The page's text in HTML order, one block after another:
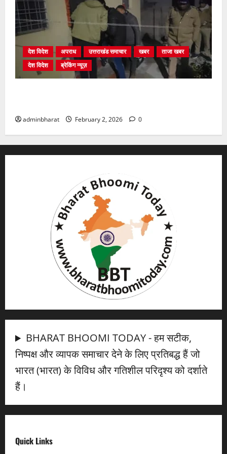
देश विदेश अपराध उत्तराखंड समाचार खबर
ताजा खबर
देश विदेश
ब्रेकिंग न्यूज़
adminbharat February 2, 2026 0
BHARAT BHOOMI TODAY - हम सटीक,
निष्पक्ष और व्यापक समाचार देने के लिए प्रतिबद्ध हैं जो
भारत (भारत) के विविध और गतिशील परिदृश्य को दर्शाते
हैं।
Quick Links